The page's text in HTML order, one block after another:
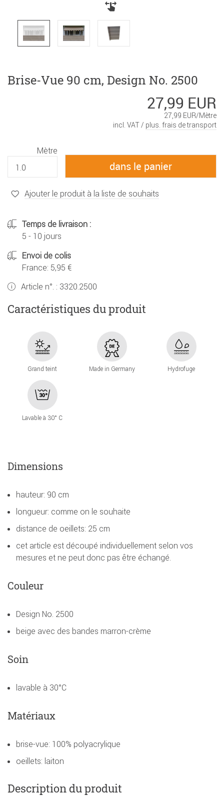
Brise-Vue 90 cm, Design No. 2500
27,99 EUR
27,99 EUR/Mètre
incl. VAT / plus. frais de transport
Mètre
Ajouter le produit à la liste de souhaits
Temps de livraison :
5 - 10 jours
Envoi de colis
France: 5,95 €
Article n°. : 3320.2500
Caractéristiques du produit
Grand teint Made in Germany Hydrofuge
Lavable à 30° C
Dimensions
hauteur: 90 cm
longueur: comme on le souhaite
distance de oeillets: 25 cm
cet article est découpé individuellement selon vos
mesures et ne peut donc pas être échangé.
Couleur
Design No. 2500
beige avec des bandes marron-crème
Soin
lavable à 30°C
Matériaux
brise-vue: 100% polyacrylique
oeillets: laiton
Description du produit